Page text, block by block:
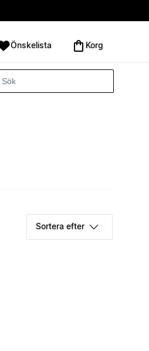
Önskelista Korg
Sortera efter